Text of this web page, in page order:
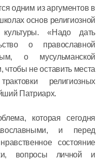
одним из аргументов в
основ религиозной
«Надо дать
о православной
о мусульманской
не оставить места
религиозных
Патриарх.
которая сегодня
и перед
состояние
вопросы личной и